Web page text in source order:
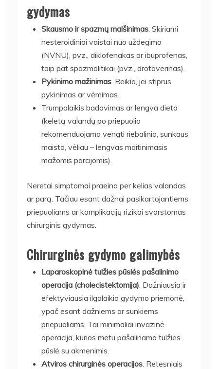
gydymas
Skausmo ir spazmų malšinimas . Skiriami
nesteroidiniai vaistai nuo uždegimo
(NVNU), pvz., diklofenakas ar ibuprofenas,
taip pat spazmolitikai (pvz., drotaverinas).
Pykinimo mažinimas . Reikia, jei stiprus
pykinimas ar vėmimas.
Trumpalaikis badavimas ar lengva dieta
(keletą valandų po priepuolio
rekomenduojama vengti riebalinio, sunkaus
maisto, vėliau – lengvas maitinimasis
mažomis porcijomis).
Neretai simptomai praeina per kelias valandas
ar parą. Tačiau esant dažnai pasikartojantiems
priepuoliams ar komplikacijų rizikai svarstomas
chirurginis gydymas.
Chirurginės gydymo galimybės
Laparoskopinė tulžies pūslės pašalinimo
operacija (cholecistektomija) . Dažniausia ir
efektyviausia ilgalaikio gydymo priemonė,
ypač esant dažniems ar sunkiems
priepuoliams. Tai minimaliai invazinė
operacija, kurios metu pašalinama tulžies
pūslė su akmenimis.
Atviros chirurginės operacijos . Retesniais